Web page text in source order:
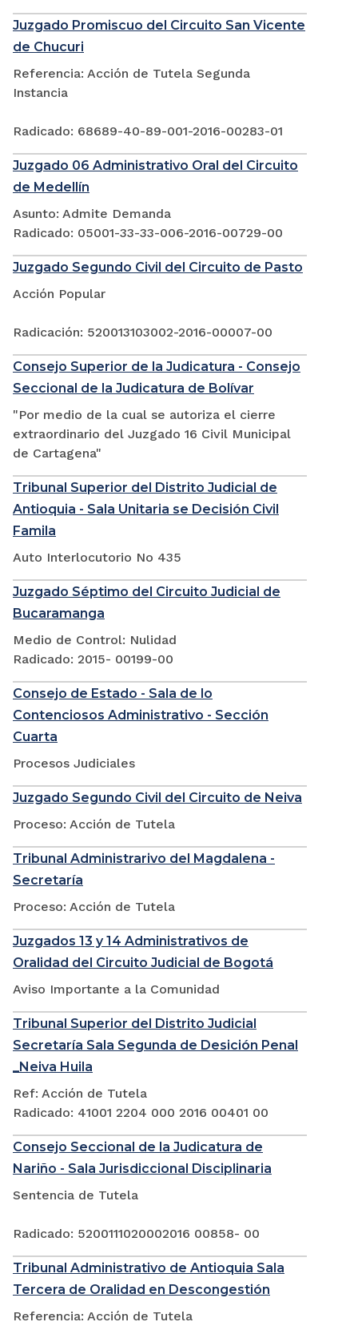
Juzgado Promiscuo del Circuito San Vicente
de Chucuri
Referencia: Acción de Tutela Segunda
Instancia
Radicado: 68689-40-89-001-2016-00283-01
Juzgado 06 Administrativo Oral del Circuito
de Medellín
Asunto: Admite Demanda
Radicado: 05001-33-33-006-2016-00729-00
Juzgado Segundo Civil del Circuito de Pasto
Acción Popular
Radicación: 520013103002-2016-00007-00
Consejo Superior de la Judicatura - Consejo
Seccional de la Judicatura de Bolívar
"Por medio de la cual se autoriza el cierre
extraordinario del Juzgado 16 Civil Municipal
de Cartagena"
Tribunal Superior del Distrito Judicial de
Antioquia - Sala Unitaria se Decisión Civil
Famila
Auto Interlocutorio No 435
Juzgado Séptimo del Circuito Judicial de
Bucaramanga
Medio de Control: Nulidad
Radicado: 2015- 00199-00
Consejo de Estado - Sala de lo
Contenciosos Administrativo - Sección
Cuarta
Procesos Judiciales
Juzgado Segundo Civil del Circuito de Neiva
Proceso: Acción de Tutela
Tribunal Administrarivo del Magdalena -
Secretaría
Proceso: Acción de Tutela
Juzgados 13 y 14 Administrativos de
Oralidad del Circuito Judicial de Bogotá
Aviso Importante a la Comunidad
Tribunal Superior del Distrito Judicial
Secretaría Sala Segunda de Desición Penal
_Neiva Huila
Ref: Acción de Tutela
Radicado: 41001 2204 000 2016 00401 00
Consejo Seccional de la Judicatura de
Nariño - Sala Jurisdiccional Disciplinaria
Sentencia de Tutela
Radicado: 5200111020002016 00858- 00
Tribunal Administrativo de Antioquia Sala
Tercera de Oralidad en Descongestión
Referencia: Acción de Tutela